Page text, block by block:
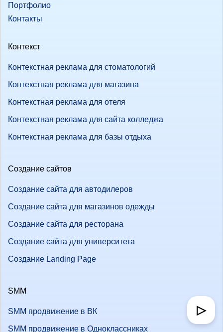
Портфолио
Контакты
Контекст
Контекстная реклама для стоматологий
Контекстная реклама для магазина
Контекстная реклама для отеля
Контекстная реклама для сайта колледжа
Контекстная реклама для базы отдыха
Создание сайтов
Создание сайта для автодилеров
Создание сайта для магазинов одежды
Создание сайта для ресторана
Создание сайта для университета
Создание Landing Page
SMM
SMM продвижение в ВК
SMM продвижение в Одноклассниках
▷